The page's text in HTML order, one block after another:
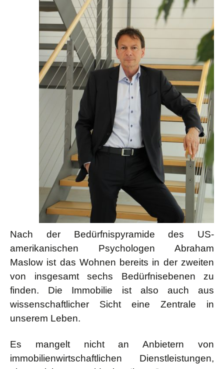
Nach der Bedürfnispyramide des US-
amerikanischen Psychologen Abraham
Maslow ist das Wohnen bereits in der zweiten
von insgesamt sechs Bedürfnisebenen zu
finden. Die Immobilie ist also auch aus
wissenschaftlicher Sicht eine Zentrale in
unserem Leben.
Es mangelt nicht an Anbietern von
immobilienwirtschaftlichen Dienstleistungen,